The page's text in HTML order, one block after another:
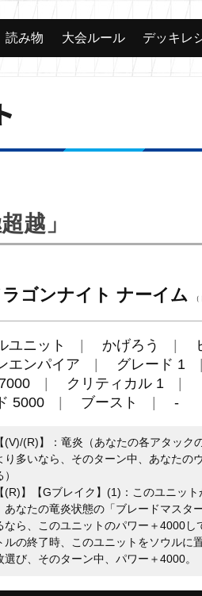
カ
読み物 大会ルール デッキレ
越」
ラゴンナイト ナーイム
ユニット かげろう
エンパイア
グレード 1
クリティカル 1
5000
ブースト -
(V)/(R)】：竜炎（あなたの各アタック
り多いなら、そのターン中、あなたの
(R)】【Gブレイク】(1)：このユニッ
あなたの竜炎状態の「ブレードマスタ
なら、このユニットのパワー＋4000し
ルの終了時、このユニットをソウルに
選び、そのターン中、パワー＋4000。